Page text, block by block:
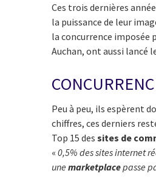
Ces trois dernières
la puissance de leur
la concurrence imposée
Auchan, ont aussi lancé
Peu à peu, ils espèrent
chiffres, ces derniers
Top 15 des sites de
«0,5% des sites internet
unemarketplacepasse